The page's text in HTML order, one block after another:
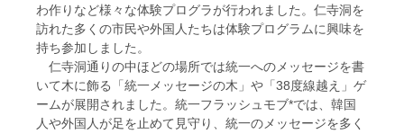
わ作りなど様々な体験プログラが行われました。仁寺洞を
訪れた多くの市民や外国人たちは体験プログラムに興味を
持ち参加しました。
仁寺洞通りの中ほどの場所では統一へのメッセージを書
いて木に飾る「統一メッセージの木」や「38度線越え」ゲ
ームが展開されました。統一フラッシュモブ*では、韓国
人や外国人が足を止めて見守り、統一のメッセージを多く